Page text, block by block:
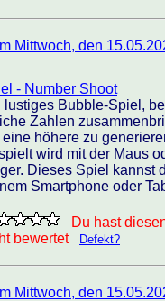
Mittwoch, den
- Number Shoot
lustiges Bubble-Spiel,
Zahlen
eine höhere zu
wird mit der Maus
Dieses Spiel kannst
Smartphone oder
Du hast
bewertet
Defekt?
Mittwoch, den